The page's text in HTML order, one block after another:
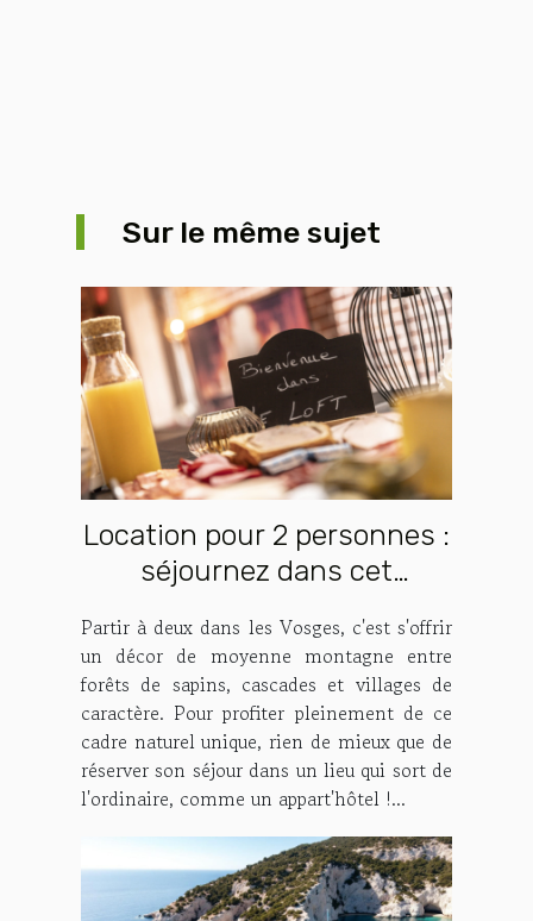
Sur le même sujet
Location pour 2 personnes :
séjournez dans cet
les Vosges !
Partir à deux dans les Vosges, c'est s'offrir
un décor de moyenne montagne entre
forêts de sapins, cascades et villages de
caractère. Pour profiter pleinement de ce
cadre naturel unique, rien de mieux que de
réserver son séjour dans un lieu qui sort de
l'ordinaire, comme un appart'hôtel !...